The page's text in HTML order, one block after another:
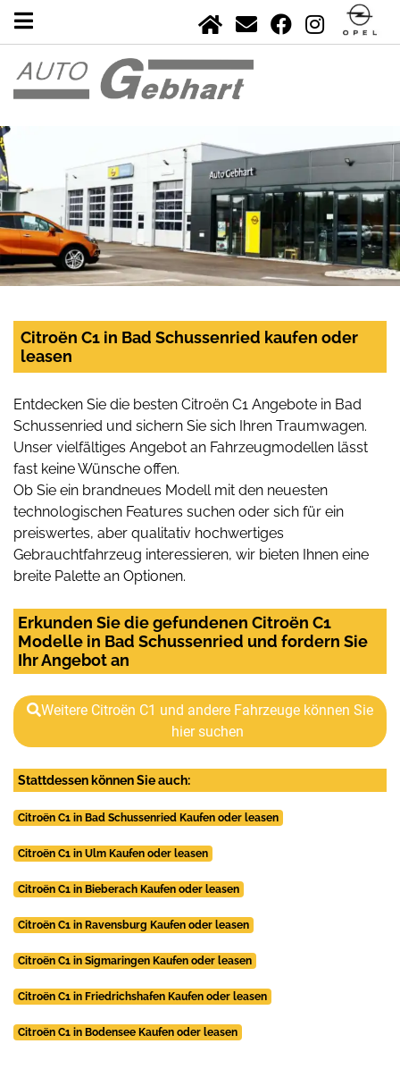
Citroën C1 in Bad Schussenried kaufen oder
leasen
Entdecken Sie die besten Citroën C1 Angebote in Bad
Schussenried und sichern Sie sich Ihren Traumwagen.
Unser vielfältiges Angebot an Fahrzeugmodellen lässt
fast keine Wünsche offen.
Ob Sie ein brandneues Modell mit den neuesten
technologischen Features suchen oder sich für ein
preiswertes, aber qualitativ hochwertiges
Gebrauchtfahrzeug interessieren, wir bieten Ihnen eine
breite Palette an Optionen.
Erkunden Sie die gefundenen Citroën C1
Modelle in Bad Schussenried und fordern Sie
Ihr Angebot an
Weitere Citroën C1 und andere Fahrzeuge können Sie
hier suchen
Stattdessen können Sie auch:
Citroën C1 in Bad Schussenried Kaufen oder leasen
Citroën C1 in Ulm Kaufen oder leasen
Citroën C1 in Bieberach Kaufen oder leasen
Citroën C1 in Ravensburg Kaufen oder leasen
Citroën C1 in Sigmaringen Kaufen oder leasen
Citroën C1 in Friedrichshafen Kaufen oder leasen
Citroën C1 in Bodensee Kaufen oder leasen